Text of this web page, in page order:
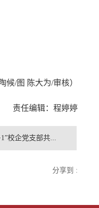
候/图 陈大为/审核）
责任编辑：程婷婷
校企党支部共...
分享到 :